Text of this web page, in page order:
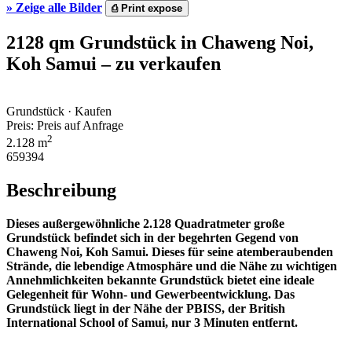
» Zeige alle Bilder ⎙Print expose
2128 qm Grundstück in Chaweng Noi,
Koh Samui – zu verkaufen
Grundstück · Kaufen
Preis: Preis auf Anfrage
2.128 m2
659394
Beschreibung
Dieses außergewöhnliche 2.128 Quadratmeter große
Grundstück befindet sich in der begehrten Gegend von
Chaweng Noi, Koh Samui. Dieses für seine atemberaubenden
Strände, die lebendige Atmosphäre und die Nähe zu wichtigen
Annehmlichkeiten bekannte Grundstück bietet eine ideale
Gelegenheit für Wohn- und Gewerbeentwicklung. Das
Grundstück liegt in der Nähe der PBISS, der British
International School of Samui, nur 3 Minuten entfernt.